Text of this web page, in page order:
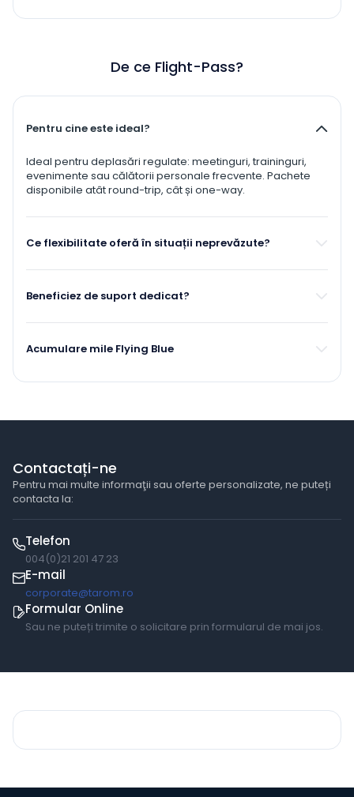
De ce Flight-Pass?
Pentru cine este ideal?
Ideal pentru deplasări regulate: meetinguri, traininguri,
evenimente sau călătorii personale frecvente. Pachete
disponibile atât round-trip, cât și one-way.
Ce flexibilitate oferă în situații neprevăzute?
Beneficiez de suport dedicat?
Acumulare mile Flying Blue
Contactați-ne
Pentru mai multe informaţii sau oferte personalizate, ne puteți
contacta la:
Telefon
004(0)21 201 47 23
E-mail
corporate@tarom.ro
Formular Online
Sau ne puteți trimite o solicitare prin formularul de mai jos.